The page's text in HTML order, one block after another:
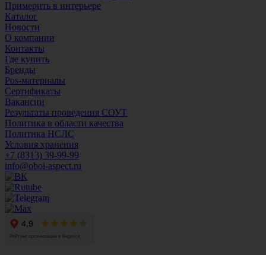
Примерить в интерьере
Каталог
Новости
О компании
Контакты
Где купить
Бренды
Pos-материалы
Сертификаты
Вакансии
Результаты проведения СОУТ
Политика в области качества
Политика НСЛС
Условия хранения
+7 (8313) 39-99-99
info@oboi-aspect.ru